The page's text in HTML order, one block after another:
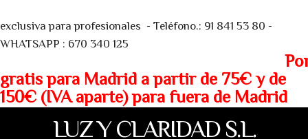
exclusiva para profesionales - Teléfono.: 91 841 53 80 -
WHATSAPP : 670 340 125
gratis para Madrid a partir de 75€ y de
150€ (IVA aparte) para fuera de Madrid
LUZ Y CLARIDAD S.L.
Más info Más info